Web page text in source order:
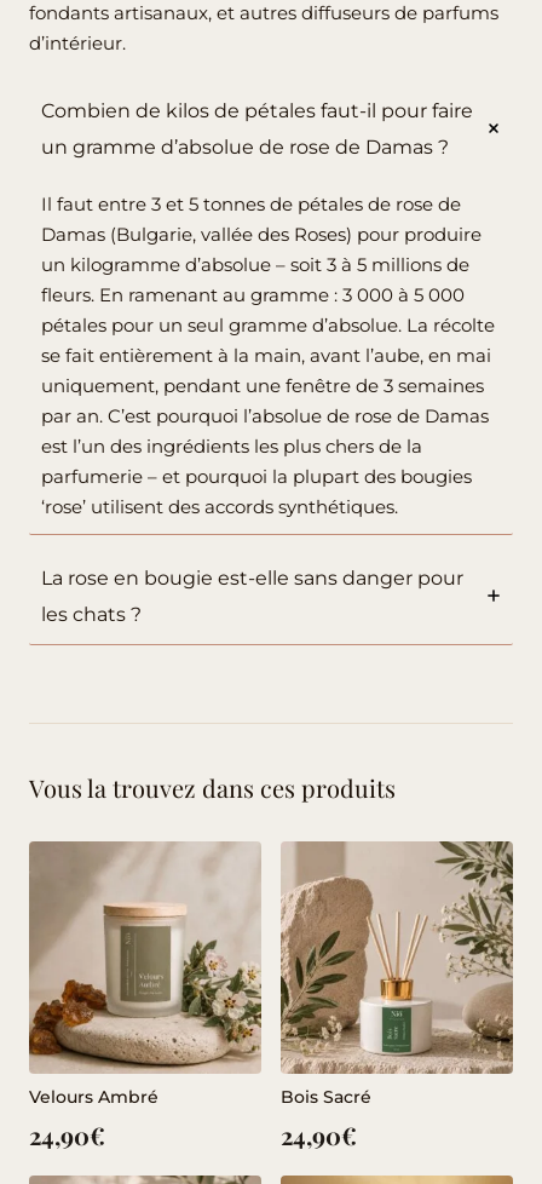
fondants artisanaux, et autres diffuseurs de parfums
d’intérieur.
Combien de kilos de pétales faut-il pour faire
un gramme d’absolue de rose de Damas ?
Il faut entre 3 et 5 tonnes de pétales de rose de
Damas (Bulgarie, vallée des Roses) pour produire
un kilogramme d’absolue – soit 3 à 5 millions de
fleurs. En ramenant au gramme : 3 000 à 5 000
pétales pour un seul gramme d’absolue. La récolte
se fait entièrement à la main, avant l’aube, en mai
uniquement, pendant une fenêtre de 3 semaines
par an. C’est pourquoi l’absolue de rose de Damas
est l’un des ingrédients les plus chers de la
parfumerie – et pourquoi la plupart des bougies
‘rose’ utilisent des accords synthétiques.
La rose en bougie est-elle sans danger pour
les chats ?
Vous la trouvez dans ces produits
Velours Ambré
24,90€
Bois Sacré
24,90€